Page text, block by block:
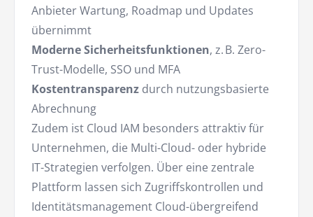
Anbieter Wartung, Roadmap und Updates
übernimmt
Moderne Sicherheitsfunktionen, z. B. Zero-
Trust-Modelle, SSO und MFA
Kostentransparenz durch nutzungsbasierte
Abrechnung
Zudem ist Cloud IAM besonders attraktiv für
Unternehmen, die Multi-Cloud- oder hybride
IT-Strategien verfolgen. Über eine zentrale
Plattform lassen sich Zugriffskontrollen und
Identitätsmanagement Cloud-übergreifend